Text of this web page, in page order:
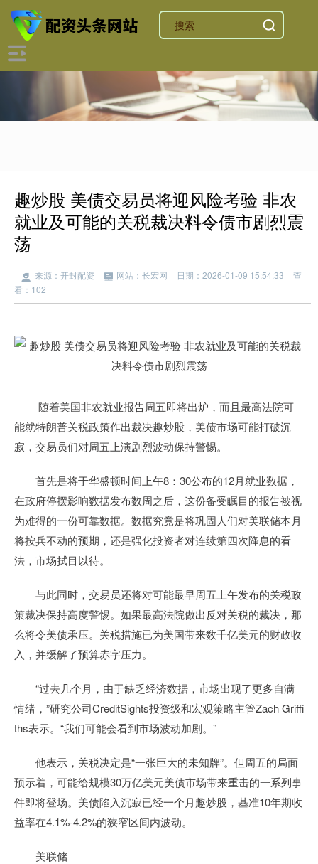
趣炒股 美债交易员将迎风险考验 非农
就业及可能的关税裁决料令债市剧烈震
荡
来源：开封配资 网站：长宏网 日期：2026-01-09 15:54:33
查
看：102
随着美国非农就业报告周五即将出炉，而且最高法院可
能就特朗普关税政策作出裁决趣炒股，美债市场可能打破沉
寂，交易员们对周五上演剧烈波动保持警惕。
首先是将于华盛顿时间上午8：30公布的12月就业数据，
在政府停摆影响数据发布数周之后，这份备受瞩目的报告被视
为难得的一份可靠数据。数据究竟是将巩固人们对美联储本月
将按兵不动的预期，还是强化投资者对连续第四次降息的看
法，市场拭目以待。
与此同时，交易员还将对可能最早周五上午发布的关税政
策裁决保持高度警惕。如果最高法院做出反对关税的裁决，那
么将令美债承压。关税措施已为美国带来数千亿美元的财政收
入，并缓解了预算赤字压力。
“过去几个月，由于缺乏经济数据，市场出现了更多自满
情绪，”研究公司CreditSights投资级和宏观策略主管Zach Griffi
ths表示。“我们可能会看到市场波动加剧。”
他表示，关税决定是“一张巨大的未知牌”。但周五的局面
预示着，可能给规模30万亿美元美债市场带来重击的一系列事
件即将登场。美债陷入沉寂已经一个月趣炒股，基准10年期收
益率在4.1%-4.2%的狭窄区间内波动。
美联储